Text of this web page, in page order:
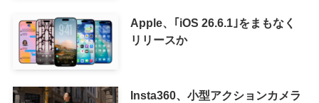
Apple、｢iOS 26.6.1｣をまもなく
リリースか
Insta360、小型アクションカメラ